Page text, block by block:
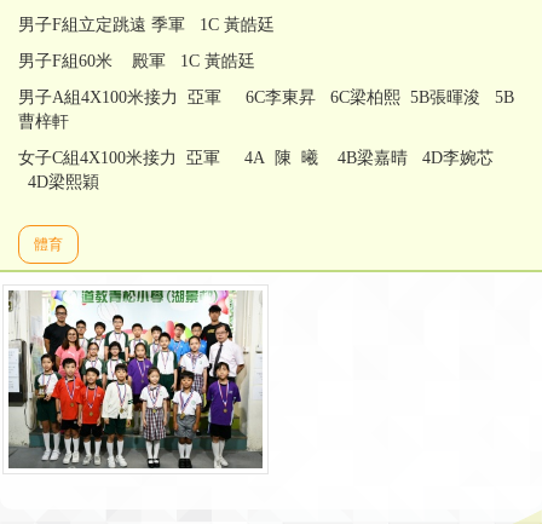
男子F組立定跳遠 季軍 1C 黃皓廷
男子F組60米 殿軍 1C 黃皓廷
男子A組4X100米接力 亞軍 6C李東昇 6C梁柏熙 5B張暉浚 5B
曹梓軒
女子C組4X100米接力 亞軍 4A 陳 曦 4B梁嘉晴 4D李婉芯
4D梁熙穎
體育